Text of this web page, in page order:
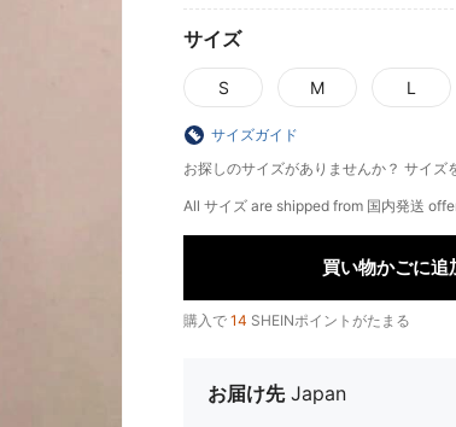
サイズ
S M L
サイズガイド
お探しのサイズがありませんか？ サイズ
All サイズ are shipped from 国内発送
買い物かごに追
購入で 14 SHEINポイントがたまる
お届け先 Japan